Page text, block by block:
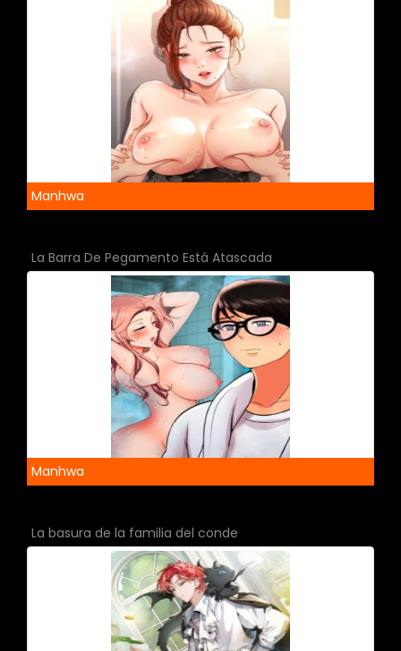
Manhwa
La Barra De Pegamento Está Atascada
Manhwa
La basura de la familia del conde